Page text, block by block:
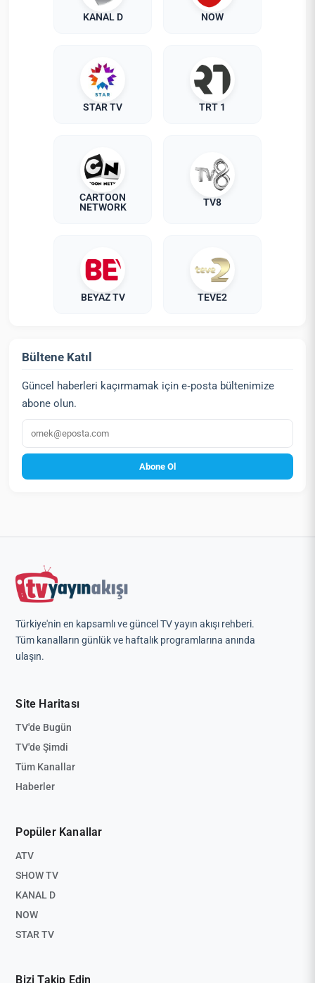
KANAL D NOW
STAR TV TRT 1
CARTOON
NETWORK
TV8
BEYAZ TV TEVE2
Bültene Katıl
Güncel haberleri kaçırmamak için e‑posta bültenimize
abone olun.
E‑posta
Abone Ol
Türkiye'nin en kapsamlı ve güncel TV yayın akışı rehberi.
Tüm kanalların günlük ve haftalık programlarına anında
ulaşın.
Site Haritası
TV'de Bugün
TV'de Şimdi
Tüm Kanallar
Haberler
Popüler Kanallar
ATV
SHOW TV
KANAL D
NOW
STAR TV
Bizi Takip Edin